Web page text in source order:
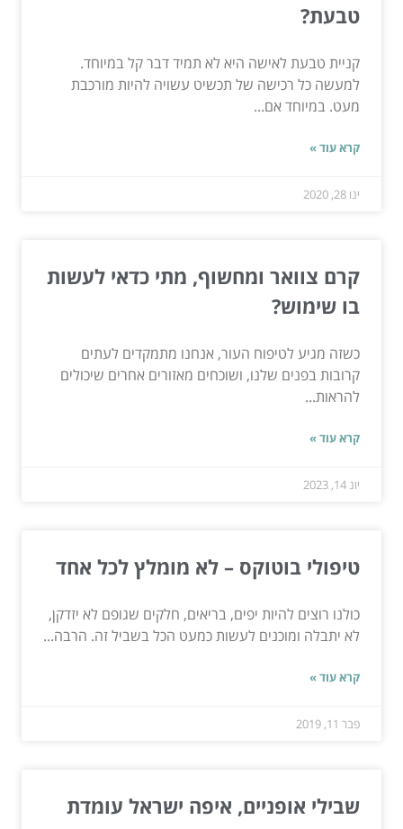
טבעת?
קניית טבעת לאישה היא לא תמיד דבר קל במיוחד.
למעשה כל רכישה של תכשיט עשויה להיות מורכבת
מעט. במיוחד אם...
קרא עוד »
ינו 28, 2020
קרם צוואר ומחשוף, מתי כדאי לעשות
בו שימוש?
כשזה מגיע לטיפוח העור, אנחנו מתמקדים לעתים
קרובות בפנים שלנו, ושוכחים מאזורים אחרים שיכולים
להראות...
קרא עוד »
יונ 14, 2023
טיפולי בוטוקס – לא מומלץ לכל אחד
כולנו רוצים להיות יפים, בריאים, חלקים שגופם לא יזדקן,
לא יתבלה ומוכנים לעשות כמעט הכל בשביל זה. הרבה...
קרא עוד »
פבר 11, 2019
שבילי אופניים, איפה ישראל עומדת